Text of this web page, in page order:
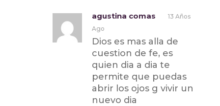
agustina comas
13 Años
Ago
Dios es mas alla de
cuestion de fe, es
quien dia a dia te
permite que puedas
abrir los ojos g vivir un
nuevo dia